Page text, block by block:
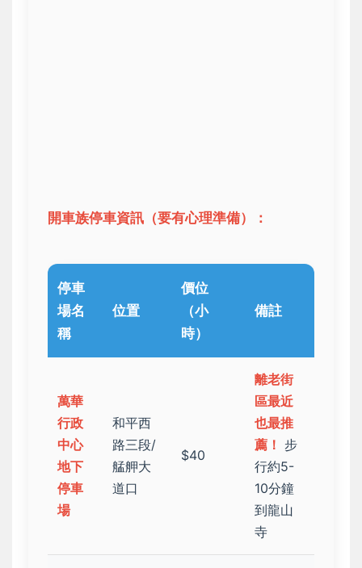
開車族停車資訊（要有心理準備）：
停車
場名
稱
位置
價位
（小
時）
備註
萬華
行政
中心
地下
停車
場
和平西
路三段/
艋舺大
道口
$40
離老街
區最近
也最推
薦！ 步
行約5-
10分鐘
到龍山
寺